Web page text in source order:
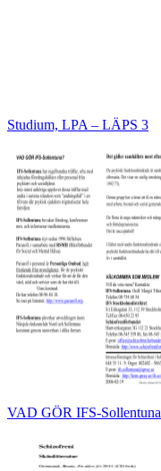
Studium, LPA – LÄPS 3
VAD GÖR IFS-Sollentuna